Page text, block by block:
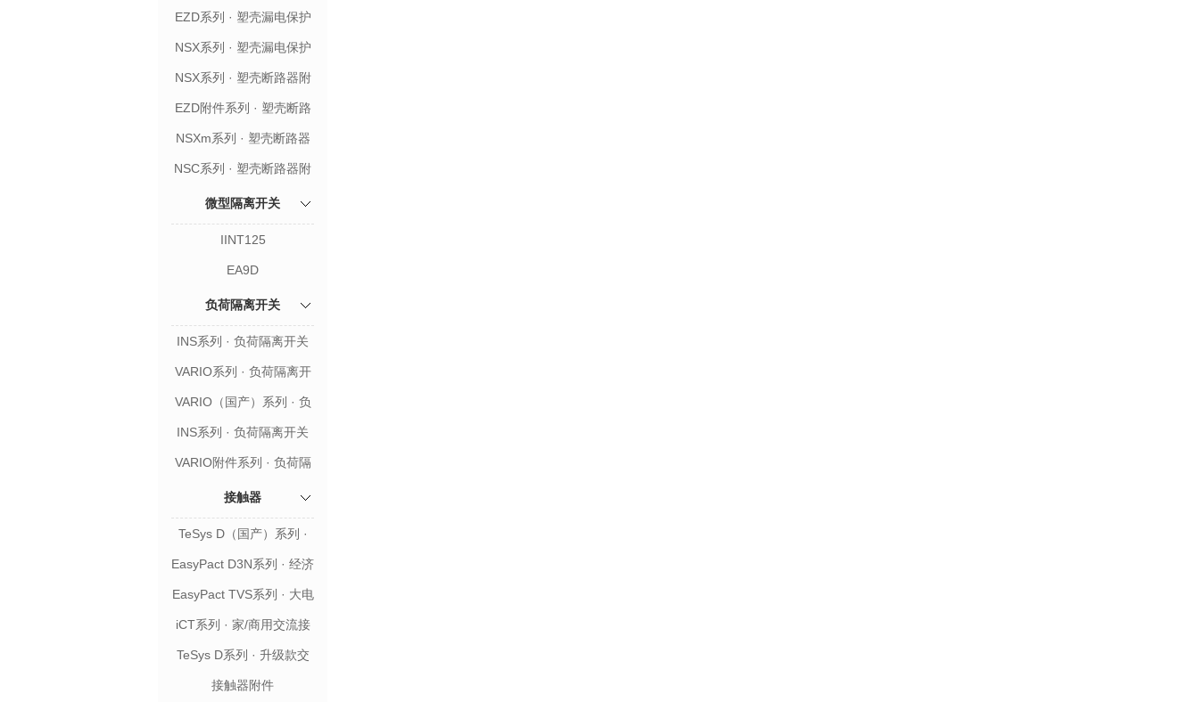
断路器
EZD系列 · 塑壳漏电保护
断路器
NSX系列 · 塑壳漏电保护
断路器
NSX系列 · 塑壳断路器附
EZD附件系列 · 塑壳断路
器附件
NSXm系列 · 塑壳断路器
附件
NSC系列 · 塑壳断路器附
微型隔离开关
IINT125
EA9D
负荷隔离开关
INS系列 · 负荷隔离开关
VARIO系列 · 负荷隔离开
关
VARIO（国产）系列 · 负
荷隔离开关
INS系列 · 负荷隔离开关
附件
VARIO附件系列 · 负荷隔
接触器
TeSys D（国产）系列 ·
升级款交流接触器
EasyPact D3N系列 · 经济
款交流接触器
EasyPact TVS系列 · 大电
流交流接触器
iCT系列 · 家/商用交流接
触器
TeSys D系列 · 升级款交
流接触器
接触器附件